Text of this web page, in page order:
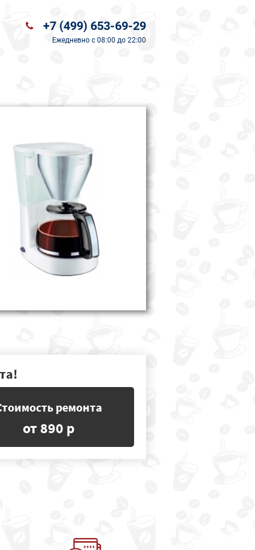
+7 (499) 653-69-29
Ежедневно с 08:00 до 22:00
ремонта
от 890 р